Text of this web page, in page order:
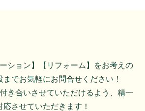
ション】【リフォーム】をお考えの
でお気軽にお問合せください！
き合いさせていただけるよう、精一
応させていただきます！